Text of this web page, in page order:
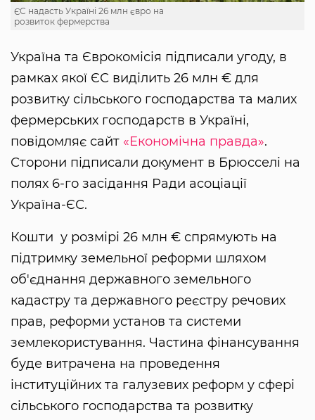
ЄС надасть Україні 26 млн євро на
розвиток фермерства
Україна та Єврокомісія підписали угоду, в
рамках якої ЄС виділить 26 млн € для
розвитку сільського господарства та малих
фермерських господарств в Україні,
повідомляє сайт «Економічна правда».
Сторони підписали документ в Брюсселі на
полях 6-го засідання Ради асоціації
Україна-ЄС.
Кошти у розмірі 26 млн € спрямують на
підтримку земельної реформи шляхом
об'єднання державного земельного
кадастру та державного реєстру речових
прав, реформи установ та системи
землекористування. Частина фінансування
буде витрачена на проведення
інституційних та галузевих реформ у сфері
сільського господарства та розвитку